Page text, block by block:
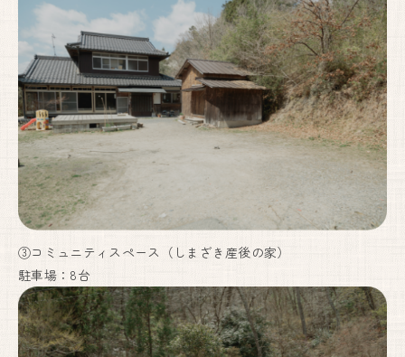
③コミュニティスペース（しまざき産後の家）
駐車場：8台